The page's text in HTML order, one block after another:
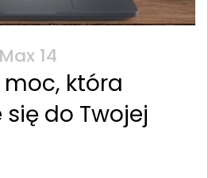
14
która
do Twojej